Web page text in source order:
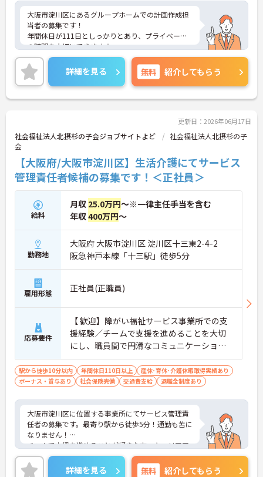
大阪市淀川区にあるグループホームでの計画作成担
当者の募集です！
年間休日が111日としっかりとあり、プライベート
の時間を大切にできます☆
また地域手当、資格手当などの各種手当が充実して
おり、金銭面も安心です♪
ご興味のある方には、面接対策ポイントなど、さら
に詳細をお話しいたしますのでお気軽にご相談くだ
さい！
詳細を見る 無料 紹介してもらう
更新日：2026年06月17日
社会福祉法人北摂杉の子会ジョブサイトよど
社会福祉法人北摂杉の子
会
【大阪府/大阪市淀川区】生活介護にてサービス
管理責任者候補の募集です！＜正社員＞
給料
月収 25.0万円～※一律主任手当を含む
年収400万円～
勤務地
大阪府 大阪市淀川区 淀川区十三東2-4-2
阪急神戸本線「十三駅」徒歩5分
雇用形態 正社員(正職員)
応募要件
【 歓迎】障がい福祉サービス事業所での支
援経験／チームで支援を進めることを大切
にし、職員間で円滑なコミュニケーション
が取れる方 等 【 必須資格】サービス管理
責任者の実務経験要件を満たす方
駅から徒歩10分以内 年間休日110日以上
産休･育休･介護休暇取得実績あり
ボーナス・賞与あり
社会保険完備 交通費支給 退職金制度あり
大阪市淀川区に位置する事業所にてサービス管理責
任者の募集です。最寄り駅から徒歩5分！通勤も苦に
なりません！
チームで支援を進めることが好きな方・キャリアア
ップを目指したい方にオススメです！ご興味をお持
ちの方はお気軽にお問い合わせください。
詳細を見る 無料 紹介してもらう